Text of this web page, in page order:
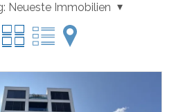
Neueste Immobilien